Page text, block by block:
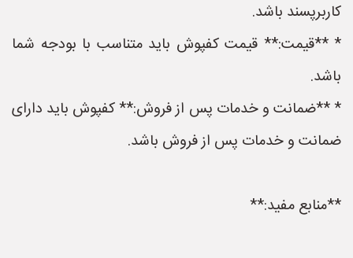
کاربرپسند باشد.
* **قیمت:** قیمت کفپوش باید متناسب با بودجه شما
باشد.
* **ضمانت و خدمات پس از فروش:** کفپوش باید دارای
ضمانت و خدمات پس از فروش باشد.
**منابع مفید:**